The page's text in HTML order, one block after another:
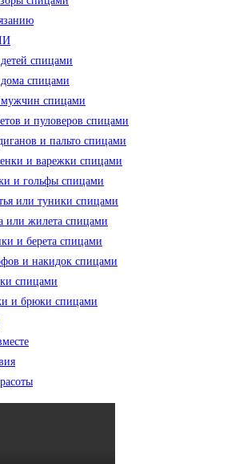
спицами
спицами
мужчин спицами
и пуловеров спицами
и пальто спицами
и варежки спицами
и гольфы спицами
или туники спицами
или жилета спицами
и берета спицами
и накидок спицами
спицами
и брюки спицами